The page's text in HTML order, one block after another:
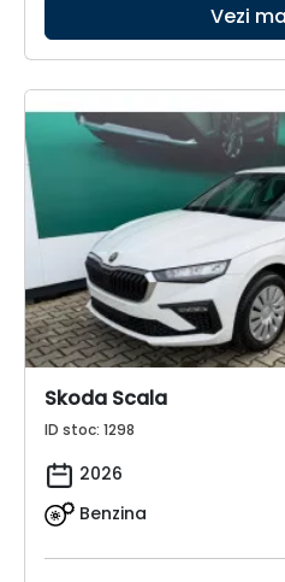
Vezi
Skoda Scala
ID stoc: 1298
2026
Benzina